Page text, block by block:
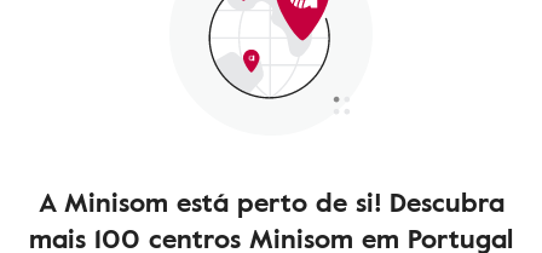
A Minisom está perto de si! Descubra
mais 100 centros Minisom em Portugal